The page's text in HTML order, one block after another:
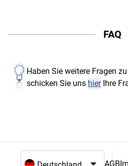
FAQ
Haben Sie weitere Fragen
schicken Sie uns hierIhre
AGB